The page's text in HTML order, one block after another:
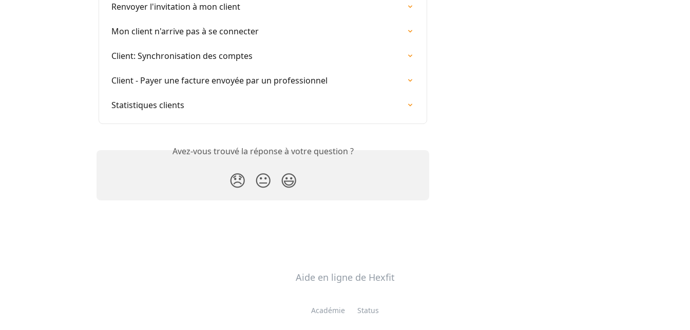
Renvoyer l'invitation à mon client
Mon client n'arrive pas à se connecter
Client: Synchronisation des comptes
Client - Payer une facture envoyée par un professionnel
Statistiques clients
Avez-vous trouvé la réponse à votre question ?
😞 😐 😃
Aide en ligne de Hexfit
Académie Status